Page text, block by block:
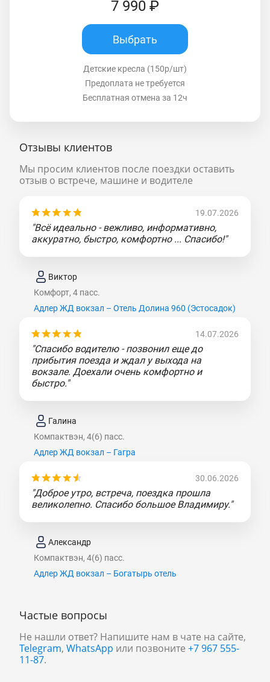
7 990 ₽
Выбрать
Детские кресла (150р/шт)
Предоплата не требуется
Бесплатная отмена за 12ч
Отзывы клиентов
Мы просим клиентов после поездки оставить
отзыв о встрече, машине и водителе
19.07.2026
"Всё идеально - вежливо, информативно,
аккуратно, быстро, комфортно ... Спасибо!"
Виктор
Комфорт, 4 пасс.
Адлер ЖД вокзал – Отель Долина 960 (Эcтocaдoк)
14.07.2026
"Спасибо водителю - позвонил еще до
прибытия поезда и ждал у выхода на
вокзале. Доехали очень комфортно и
быстро."
Галина
Компактвэн, 4(6) пасс.
Адлер ЖД вокзал – Гагра
30.06.2026
"Доброе утро, встреча, поездка прошла
великолепно. Спасибо большое Владимиру."
Александр
Компактвэн, 4(6) пасс.
Адлер ЖД вокзал – Богатырь отель
Частые вопросы
Не нашли ответ? Напишите нам в чате на сайте,
Telegram, WhatsApp или позвоните +7 967 555-
11-87.